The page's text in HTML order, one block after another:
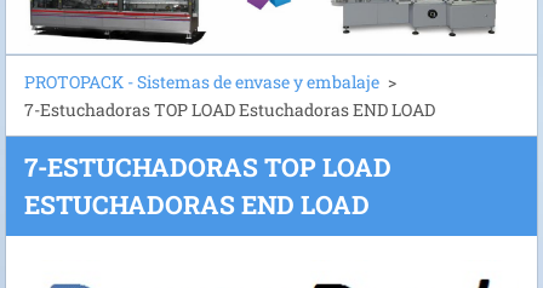
PROTOPACK - Sistemas de envase y embalaje >
7-Estuchadoras TOP LOAD Estuchadoras END LOAD
7-ESTUCHADORAS TOP LOAD
ESTUCHADORAS END LOAD